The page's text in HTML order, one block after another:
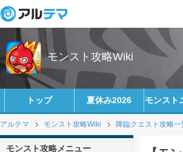
モンスト攻略Wiki
トップ 夏休み2026 モンスト
アルテマ モンスト攻略Wiki 降臨クエスト攻略一
モンスト攻略メニュー